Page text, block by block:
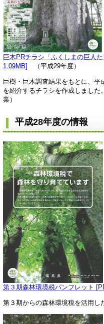
巨木PRチラシ「ふくしまの巨人
1.09MB]
（平成29年度）
巨樹・巨木調査結果をもとに、
を紹介するチラシを作成しまし
業）
平成28年度の情報
第３期森林環境税パンフレット
第３期からの森林環境税を活用し